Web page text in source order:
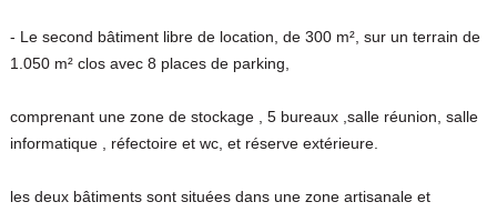
- Le second bâtiment libre de location, de 300 m², sur un terrain de
1.050 m² clos avec 8 places de parking,
comprenant une zone de stockage , 5 bureaux ,salle réunion, salle
informatique , réfectoire et wc, et réserve extérieure.
les deux bâtiments sont situées dans une zone artisanale et